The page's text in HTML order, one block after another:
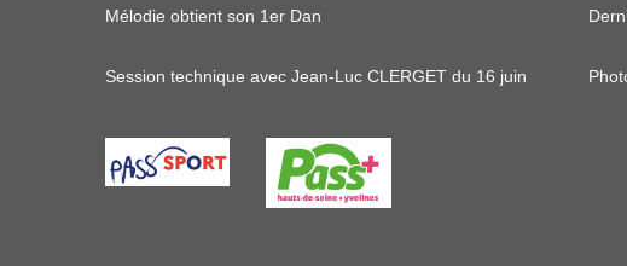
Mélodie obtient son 1er Dan
Session technique avec Jean-Luc CLERGET du 16 juin